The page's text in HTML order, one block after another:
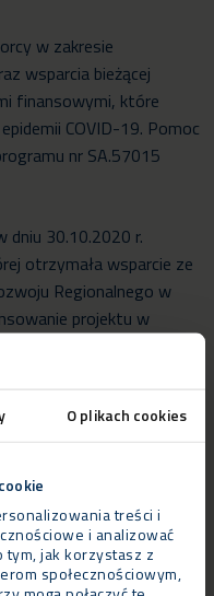
O plikach cookies
treści i
i analizować
jak korzystasz z
społecznościowym,
w zakresie
wsparcia bieżącej
finansowymi, które
COVID-19. Pomoc
nr SA.57015
dniu 30.10.2020 r.
otrzymała wsparcie ze
Regionalnego w
projektu w
obrotowy Programu
2020”
Spółka będzie
z finansowaniem
mediów, najem
działalności.
finansowej
skutkami